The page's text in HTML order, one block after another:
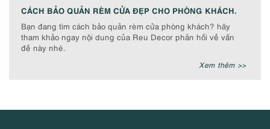
CÁCH BẢO QUẢN RÈM CỬA ĐẸP CHO PHÒNG KHÁCH.
Bạn đang tìm cách bảo quản rèm cửa phòng khách? hãy
tham khảo ngay nội dung của Reu Decor phản hồi về vấn
đề này nhé.
Xem thêm >>